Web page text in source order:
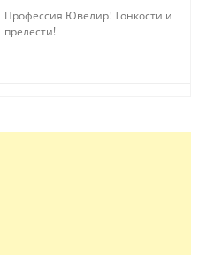
Профессия Ювелир! Тонкости и
прелести!